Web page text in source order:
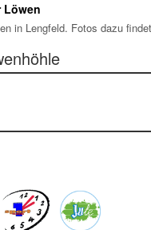
Löwen
in Lengfeld. Fotos dazu